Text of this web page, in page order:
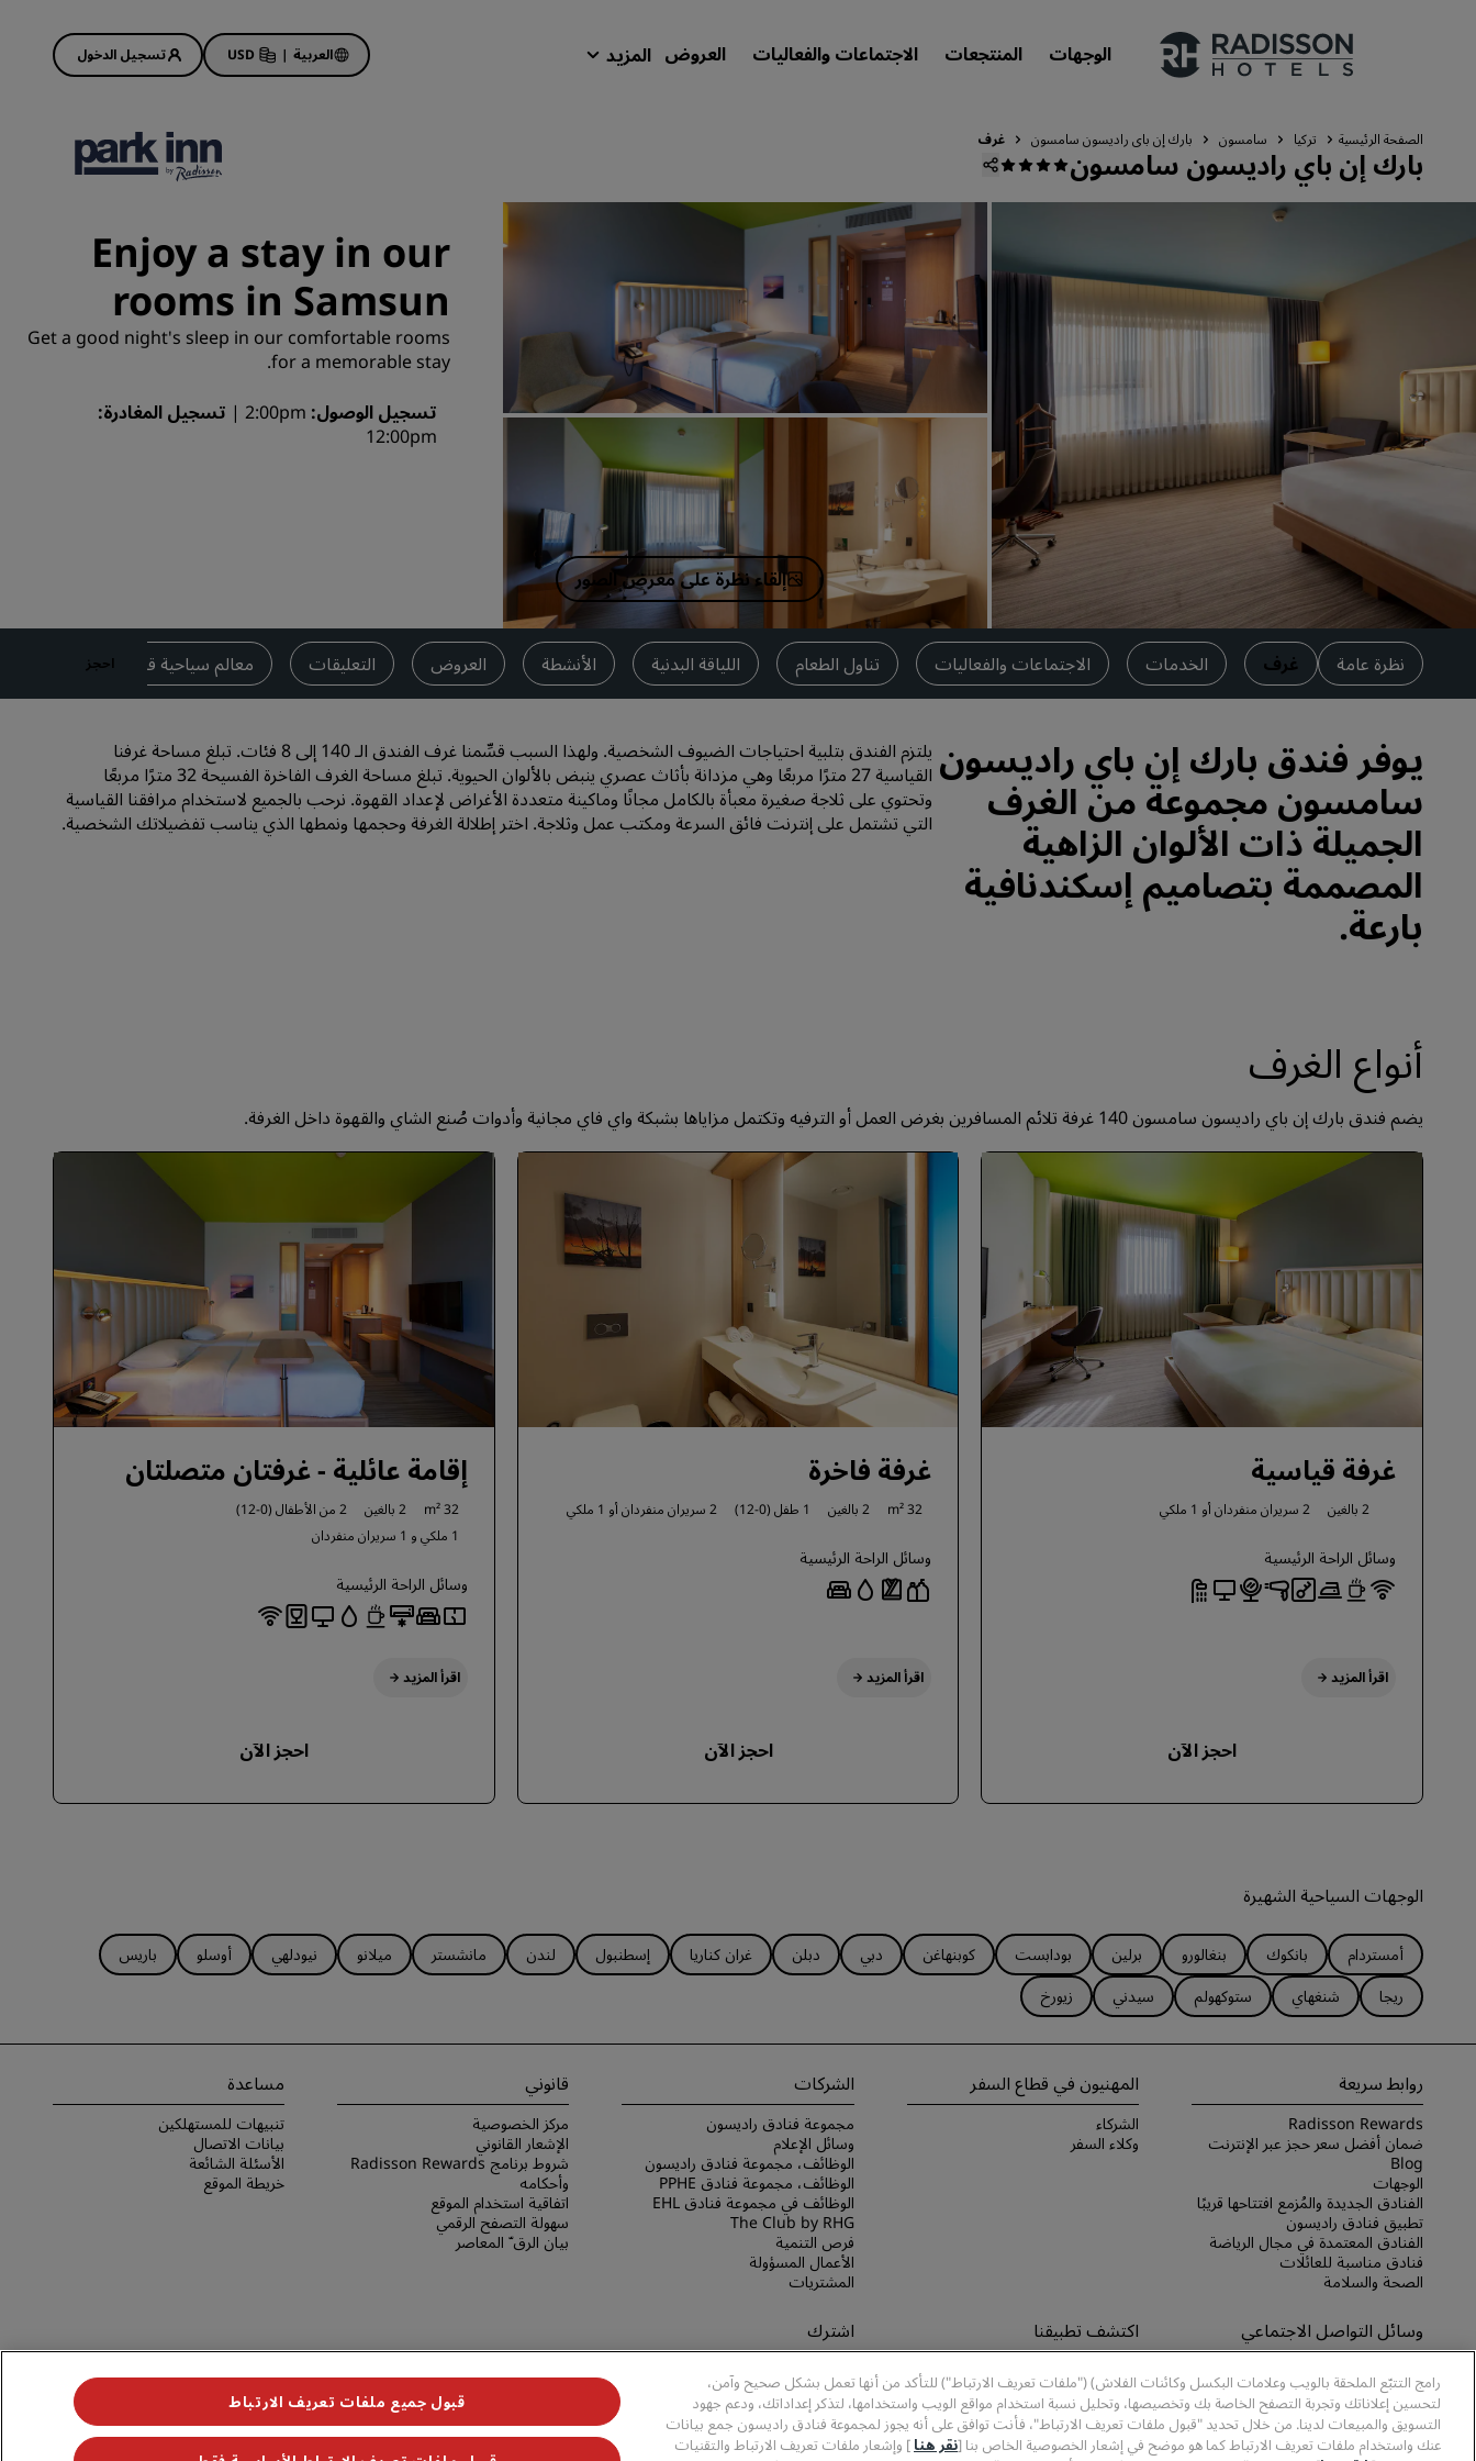
الوجهات المنتجعات الاجتماعات والفعاليات العروض المزيد العربية |
USD تسجيل الدخول
علاماتنا التجارية
العلامات التجارية التابعة في الصين
الوجهات
شقق فندقية مجهزة
فنادق قريبة من المطار
الفنادق الجديدة والمرتقب افتتاحها قريبًا
الاجتماعات والفعاليات
استكشف برنامج Radisson Meetings
احجز اجتماعًا
اطلب عرض أسعار
وجهات الفعاليات
حلول الصناعة
البحث عن الرحلات
البحث عن الرحلات
تناول الطعام
البحث عن مطعم
ابدأ الآن لربح الكثير
Deals of the Day
احجز مقدمًا
اطلع على الباقات المتاحة لدينا
أفكار السفر
مسافر بغرض العمل
فنادق في وسط المدينة
تفضل بزيارة مدونتنا
Radisson Rewards
استكشف برنامج Radisson Rewards
المزايا
الصفحة الرئيسية تركيا سامسون بارك إن باي راديسون سامسون غرف
بارك إن باي راديسون سامسون
إلقاء نظرة على معرض الصور
Enjoy a stay in our
rooms in Samsun
Get a good night's sleep in our comfortable rooms
for a memorable stay.
تسجيل الوصول 2:00pm
تسجيل المغادرة
12:00pm
نظرة عامة غرف الخدمات الاجتماعات والفعاليات تناول الطعام اللياقة البدنية الأنشطة العروض التعليقات معالم سياحية قريبة احجز
يوفر فندق بارك إن باي راديسون
سامسون مجموعة من الغرف
الجميلة ذات الألوان الزاهية
المصممة بتصاميم إسكندنافية
بارعة.
يلتزم الفندق بتلبية احتياجات الضيوف الشخصية. ولهذا السبب قسِّمنا غرف الفندق الـ 140 إلى 8 فئات. تبلغ مساحة غرفنا
القياسية 27 مترًا مربعًا وهي مزدانة بأثاث عصري ينبض بالألوان الحيوية. تبلغ مساحة الغرف الفاخرة الفسيحة 32 مترًا مربعًا
وتحتوي على ثلاجة صغيرة معبأة بالكامل مجانًا وماكينة متعددة الأغراض لإعداد القهوة. نرحب بالجميع لاستخدام مرافقنا القياسية
التي تشتمل على إنترنت فائق السرعة ومكتب عمل وثلاجة. اختر إطلالة الغرفة وحجمها ونمطها الذي يناسب تفضيلاتك الشخصية.
أنواع الغرف
يضم فندق بارك إن باي راديسون سامسون 140 غرفة تلائم المسافرين بغرض العمل أو الترفيه وتكتمل مزاياها بشبكة واي فاي مجانية وأدوات صُنع الشاي والقهوة داخل الغرفة.
غرفة قياسية
2 بالغين 2 سريران منفردان أو 1 ملكي
وسائل الراحة الرئيسية
اقرأ المزيد
احجز الآن
غرفة فاخرة
32 m² 2 بالغين 1 طفل (0-12) 2 سريران منفردان أو 1 ملكي
وسائل الراحة الرئيسية
اقرأ المزيد
احجز الآن
إقامة عائلية - غرفتان متصلتان
32 m² 2 بالغين
2 من الأطفال (0-12)
1 ملكي و
1 سريران منفردان
وسائل الراحة الرئيسية
اقرأ المزيد
احجز الآن
الوجهات السياحية الشهيرة
أمستردام بانكوك بنغالورو برلين بودابست كوبنهاغن دبي دبلن غران كناريا إسطنبول لندن مانشستر ميلانو نيودلهي أوسلو
باريس
ريجا
شنغهاي ستوكهولم سيدني زيورخ
روابط سريعة
Radisson Rewards
ضمان أفضل سعر حجز عبر الإنترنت
Blog
الوجهات
الفنادق الجديدة والمُزمع افتتاحها قريبًا
تطبيق فنادق راديسون
الفنادق المعتمدة في مجال الرياضة
فنادق مناسبة للعائلات
الصحة والسلامة
المهنيون في قطاع السفر
الشركاء
وكلاء السفر
الشركات
مجموعة فنادق راديسون
وسائل الإعلام
الوظائف، مجموعة فنادق راديسون
الوظائف، مجموعة فنادق PPHE
الوظائف في مجموعة فنادق EHL
The Club by RHG
فرص التنمية
الأعمال المسؤولة
المشتريات
قانوني
مركز الخصوصية
الإشعار القانوني
شروط برنامج Radisson Rewards
وأحكامه
اتفاقية استخدام الموقع
سهولة التصفح الرقمي
بيان الرق ّ المعاصر
مساعدة
تنبيهات للمستهلكين
بيانات الاتصال
الأسئلة الشائعة
خريطة الموقع
وسائل التواصل الاجتماعي اكتشف تطبيقنا اشترك
لا تفوّت فرصة الحصول على أفضل
عروضنا
رامج التتبّع الملحقة بالويب وعلامات البكسل وكائنات الفلاش) ("ملفات تعريف الارتباط") للتأكد من أنها تعمل بشكل صحيح وآمن،
لتحسين إعلاناتك وتجربة التصفح الخاصة بك وتخصيصها، وتحليل نسبة استخدام مواقع الويب واستخدامها، لتذكر إعداداتك، ودعم جهود
التسويق والمبيعات لدينا. من خلال تحديد "قبول ملفات تعريف الارتباط"، فأنت توافق على أنه يجوز لمجموعة فنادق راديسون جمع بيانات
عنك واستخدام ملفات تعريف الارتباط كما هو موضح في إشعار الخصوصية الخاص بنا [نقر هنا ] وإشعار ملفات تعريف الارتباط والتقنيات
قبول جميع ملفات تعريف الارتباط